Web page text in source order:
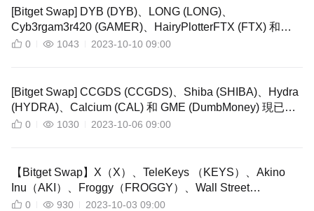
[Bitget Swap] DYB (DYB)、LONG (LONG)、
Cyb3rgam3r420 (GAMER)、HairyPlotterFTX (FTX) 和
Bitcoin BSC (BTCBSC) 現已透過 Bitget Swap 提供！
0 1043 2023-10-10 09:00
[Bitget Swap] CCGDS (CCGDS)、Shiba (SHIBA)、Hydra
(HYDRA)、Calcium (CAL) 和 GME (DumbMoney) 現已透
過 Bitget Swap 上線！
0 1030 2023-10-06 09:00
【Bitget Swap】X（X）、TeleKeys （KEYS）、Akino
Inu（AKI）、Froggy（FROGGY）、Wall Street
Memes（WSM）現已透過 Bitget Swap 上架！
0 930 2023-10-03 09:00